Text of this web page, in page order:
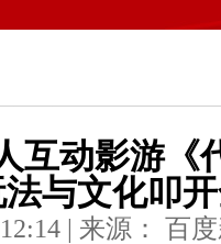
互动影游《
与文化叩
| 来源： 百